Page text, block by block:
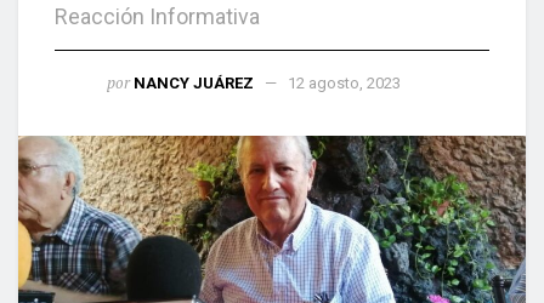
Reacción Informativa
por NANCY JUÁREZ